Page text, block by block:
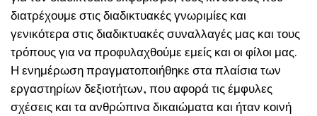
διατρέχουμε στις διαδικτυακές γνωριμίες και
γενικότερα στις διαδικτυακές συναλλαγές μας και τους
τρόπους για να προφυλαχθούμε εμείς και οι φίλοι μας.
Η ενημέρωση πραγματοποιήθηκε στα πλαίσια των
εργαστηρίων δεξιοτήτων, που αφορά τις έμφυλες
σχέσεις και τα ανθρώπινα δικαιώματα και ήταν κοινή